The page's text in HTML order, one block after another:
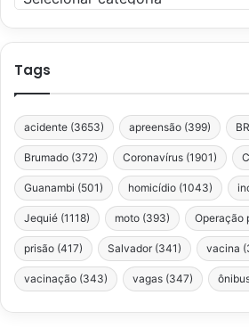
Tags
acidente (3653) apreensão (399)
Brumado (372) Coronavírus (1901)
Guanambi (501) homicídio (1043)
Jequié (1118) moto (393) Operação
prisão (417) Salvador (341) vacina
vacinação (343) vagas (347)